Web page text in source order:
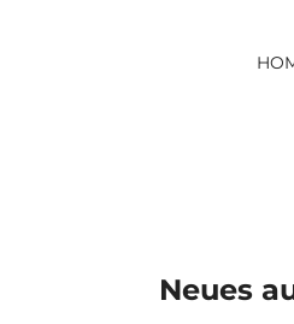
Neues